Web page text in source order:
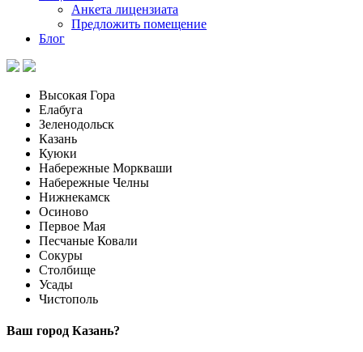
Анкета лицензиата
Предложить помещение
Блог
Высокая Гора
Елабуга
Зеленодольск
Казань
Куюки
Набережные Моркваши
Набережные Челны
Нижнекамск
Осиново
Первое Мая
Песчаные Ковали
Сокуры
Столбище
Усады
Чистополь
Ваш город Казань?